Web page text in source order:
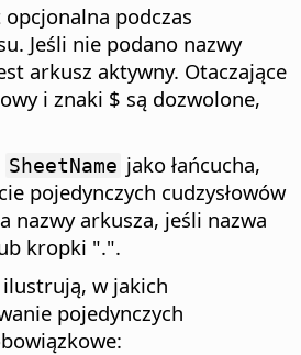
podczas
Jeśli nie podano nazwy
arkusz aktywny. Otaczające
i znaki $ są dozwolone,
SheetName jako łańcucha,
pojedynczych cudzysłowów
nazwy arkusza, jeśli nazwa
kropki ".".
ilustrują, w jakich
pojedynczych